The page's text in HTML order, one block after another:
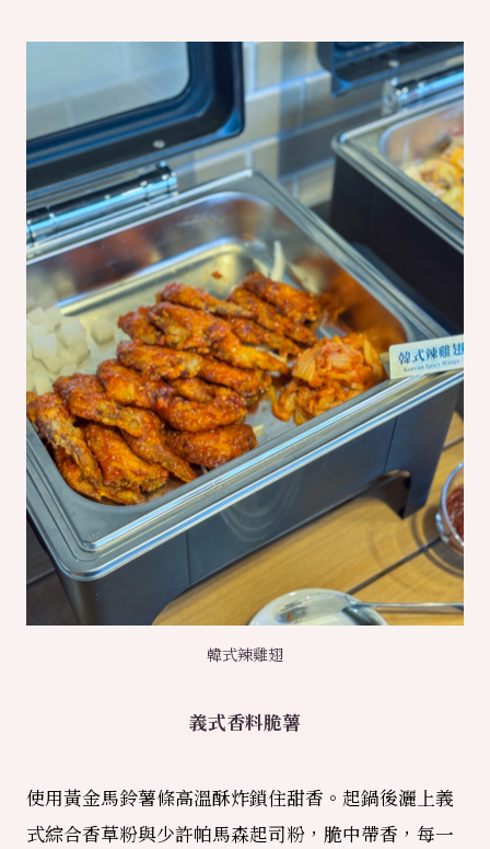
韓式辣雞翅
義式香料脆薯
使用黃金馬鈴薯條高溫酥炸鎖住甜香。起鍋後灑上義
式綜合香草粉與少許帕馬森起司粉，脆中帶香，每一